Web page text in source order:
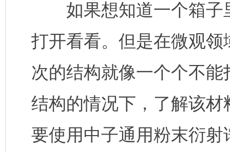
如果想知道一个箱子
打开看看。但是在微观
次的结构就像一个个不
结构的情况下，了解该
要使用中子通用粉末衍射